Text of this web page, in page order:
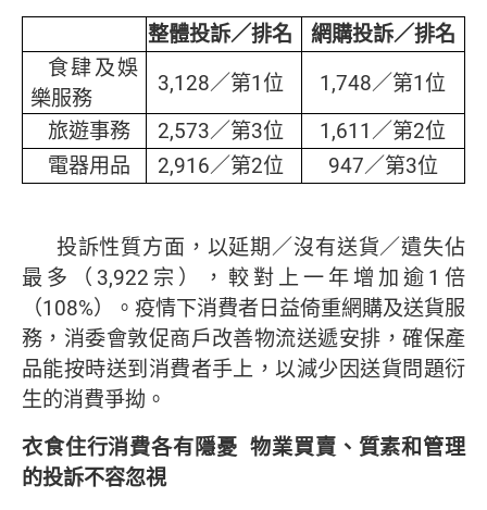
整體投訴／排名
網購投訴／排名
食肆及娛
樂服務
3,128／第1位
1,748／第1位
旅遊事務
2,573／第3位
1,611／第2位
電器用品
2,916／第2位 947／第3位
投訴性質方面，以延期／沒有送貨／遺失佔
最多（3,922宗），較對上一年增加逾1倍
（108%）。疫情下消費者日益倚重網購及送貨服
務，消委會敦促商戶改善物流送遞安排，確保產
品能按時送到消費者手上，以減少因送貨問題衍
生的消費爭拗。
衣食住行消費各有隱憂 物業買賣、質素和管理
的投訴不容忽視